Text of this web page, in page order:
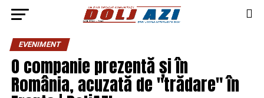
EVENIMENT
O companie prezentă și în
România, acuzată de "trădare" în